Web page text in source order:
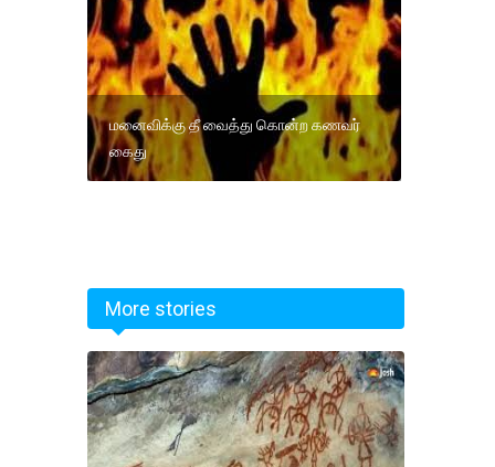
மனைவிக்கு தீ வைத்து கொன்ற கணவர்
கைது
More stories